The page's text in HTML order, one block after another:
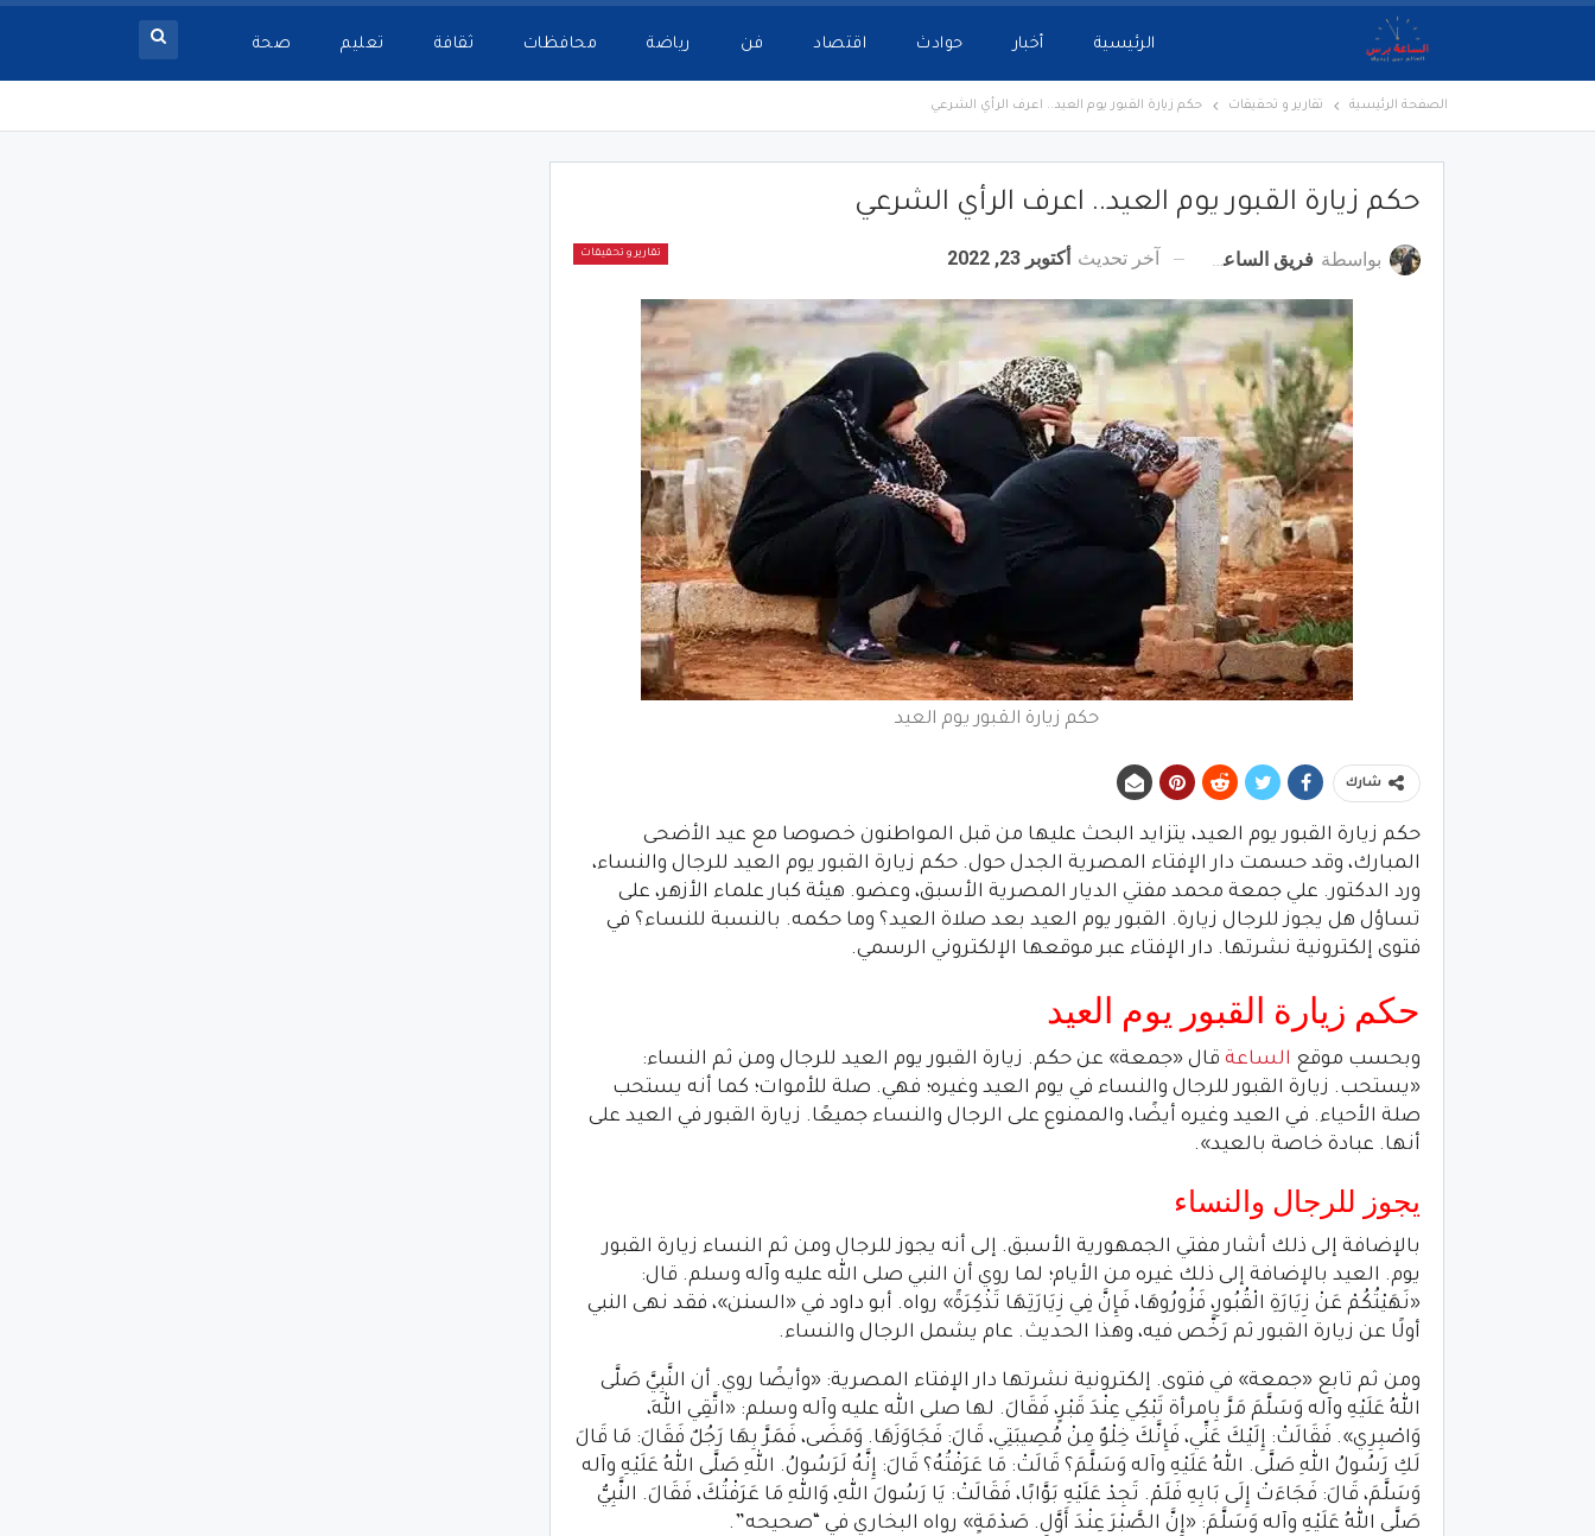
الرئيسية أخبار حوادث اقتصاد فن رياضة محافظات ثقافة تعليم صحة
الصفحة الرئيسية تقارير و تحقيقات حكم زيارة القبور يوم العيد.. اعرف الرأي الشرعي
حكم زيارة القبور يوم العيد.. اعرف الرأي الشرعي
تقارير و تحقيقات بواسطة فريق الساعة برس آخر تحديث أكتوبر 23, 2022
حكم زيارة القبور يوم العيد
شارك
حكم زيارة القبور يوم العيد، يتزايد البحث عليها من قبل المواطنون خصوصا مع عيد الأضحى
المبارك، وقد حسمت دار الإفتاء المصرية الجدل حول. حكم زيارة القبور يوم العيد للرجال والنساء،
ورد الدكتور. علي جمعة محمد مفتي الديار المصرية الأسبق، وعضو. هيئة كبار علماء الأزهر، على
تساؤل هل يجوز للرجال زيارة. القبور يوم العيد بعد صلاة العيد؟ وما حكمه. بالنسبة للنساء؟ في
فتوى إلكترونية نشرتها. دار الإفتاء عبر موقعها الإلكتروني الرسمي.
حكم زيارة القبور يوم العيد
وبحسب موقع الساعة قال «جمعة» عن حكم. زيارة القبور يوم العيد للرجال ومن ثم النساء:
«يستحب. زيارة القبور للرجال والنساء في يوم العيد وغيره؛ فهي. صلة للأموات؛ كما أنه يستحب
صلة الأحياء. في العيد وغيره أيضًا، والممنوع على الرجال والنساء جميعًا. زيارة القبور في العيد على
أنها. عبادة خاصة بالعيد».
يجوز للرجال والنساء
بالإضافة إلى ذلك أشار مفتي الجمهورية الأسبق. إلى أنه يجوز للرجال ومن ثم النساء زيارة القبور
يوم. العيد بالإضافة إلى ذلك غيره من الأيام؛ لما روي أن النبي صلى الله عليه وآله وسلم. قال:
«نَهَيْتُكُمْ عَنْ زِيَارَةِ الْقُبُورِ، فَزُورُوهَا، فَإِنَّ فِي زِيَارَتِهَا تَذْكِرَةً» رواه. أبو داود في «السنن»، فقد نهى النبي
أولًا عن زيارة القبور ثم رَخَّص فيه، وهذا الحديث. عام يشمل الرجال والنساء.
ومن ثم تابع «جمعة» في فتوى. إلكترونية نشرتها دار الإفتاء المصرية: «وأيضًا روي. أن النَّبِيَّ صَلَّى
اللهُ عَلَيْهِ وآله وَسَلَّمَ مَرَّ بِامرأة تَبْكِي عِنْدَ قَبْرٍ، فَقَالَ. لها صلى الله عليه وآله وسلم: «اتَّقِي اللهَ،
وَاصْبِرِي». فَقَالَتْ: إِلَيْكَ عَنِّي، فَإِنَّكَ خِلْوٌ مِنْ مُصِيبَتِي، قَالَ: فَجَاوَزَهَا. وَمَضَى، فَمَرَّ بِهَا رَجُلٌ فَقَالَ: مَا قَالَ
لَكِ رَسُولُ اللهِ صَلَّى. اللهُ عَلَيْهِ وآله وَسَلَّمَ؟ قَالَتْ: مَا عَرَفْتُهُ؟ قَالَ: إِنَّهُ لَرَسُولُ. اللهِ صَلَّى اللهُ عَلَيْهِ وآله
وَسَلَّمَ، قَالَ: فَجَاءَتْ إِلَى بَابِهِ فَلَمْ. تَجِدْ عَلَيْهِ بَوَّابًا، فَقَالَتْ: يَا رَسُولَ اللهِ، وَاللهِ مَا عَرَفْتُكَ، فَقَالَ. النَّبِيُّ
صَلَّى اللهُ عَلَيْهِ وآله وَسَلَّمَ: «إِنَّ الصَّبْرَ عِنْدَ أَوَّلِ. صَدْمَةٍ» رواه البخاري في “صحيحه”.